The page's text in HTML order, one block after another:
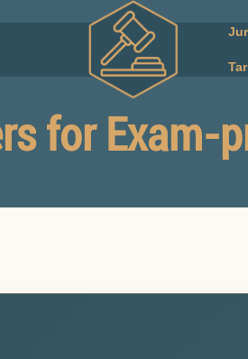
for Exam-